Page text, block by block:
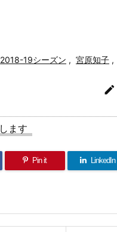
2018-19シーズン , 宮原知子 ,

ます
Pin it LinkedIn